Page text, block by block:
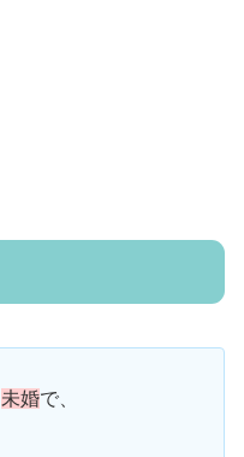
未婚で、